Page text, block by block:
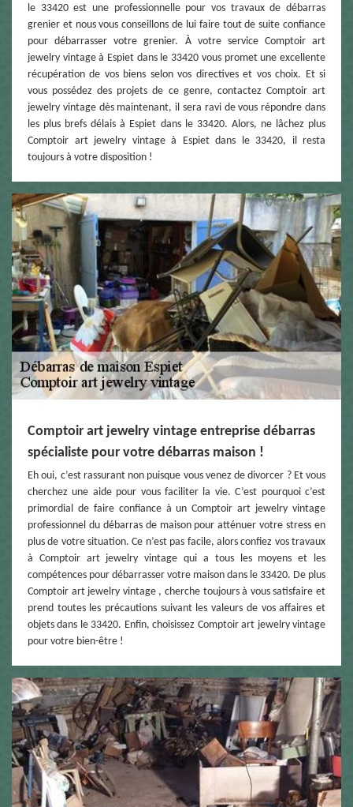
le 33420 est une professionnelle pour vos travaux de débarras
grenier et nous vous conseillons de lui faire tout de suite confiance
pour débarrasser votre grenier. À votre service Comptoir art
jewelry vintage à Espiet dans le 33420 vous promet une excellente
récupération de vos biens selon vos directives et vos choix. Et si
vous possédez des projets de ce genre, contactez Comptoir art
jewelry vintage dès maintenant, il sera ravi de vous répondre dans
les plus brefs délais à Espiet dans le 33420. Alors, ne lâchez plus
Comptoir art jewelry vintage à Espiet dans le 33420, il resta
toujours à votre disposition !
Comptoir art jewelry vintage entreprise débarras
spécialiste pour votre débarras maison !
Eh oui, c’est rassurant non puisque vous venez de divorcer ? Et vous
cherchez une aide pour vous faciliter la vie. C’est pourquoi c’est
primordial de faire confiance à un Comptoir art jewelry vintage
professionnel du débarras de maison pour atténuer votre stress en
plus de votre situation. Ce n’est pas facile, alors confiez vos travaux
à Comptoir art jewelry vintage qui a tous les moyens et les
compétences pour débarrasser votre maison dans le 33420. De plus
Comptoir art jewelry vintage , cherche toujours à vous satisfaire et
prend toutes les précautions suivant les valeurs de vos affaires et
objets dans le 33420. Enfin, choisissez Comptoir art jewelry vintage
pour votre bien-être !